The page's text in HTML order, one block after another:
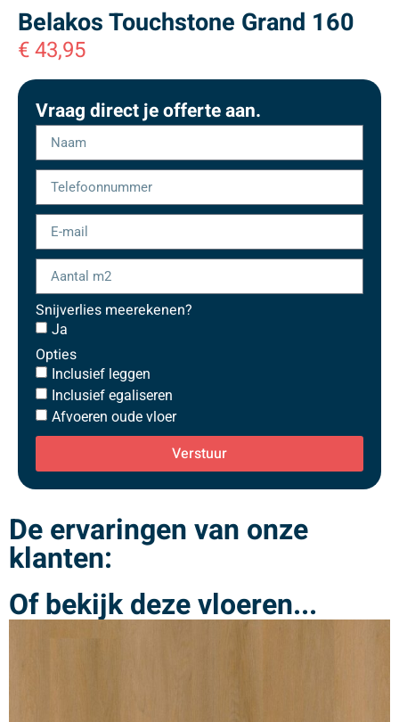
Belakos Touchstone Grand 160
€43,95
Vraag direct je offerte aan.
Snijverlies meerekenen?
Ja
Opties
Inclusief leggen
Inclusief egaliseren
Afvoeren oude vloer
Verstuur
De ervaringen van onze
klanten:
Of bekijk deze vloeren...